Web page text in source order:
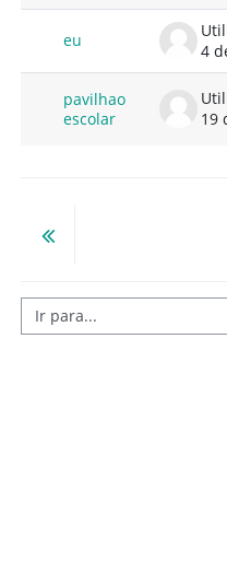
eu
4
pavilhao
escolar
19
Ir para...